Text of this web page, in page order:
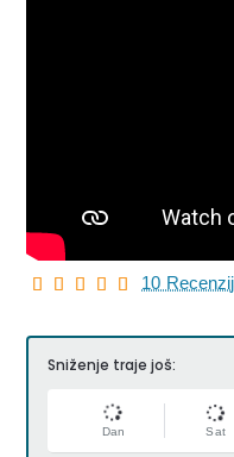
10
Sniženje traje još:
Dan Sat